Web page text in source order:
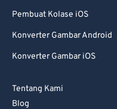
Pembuat Kolase iOS
Konverter Gambar Android
Konverter Gambar iOS
Tentang Kami
Blog